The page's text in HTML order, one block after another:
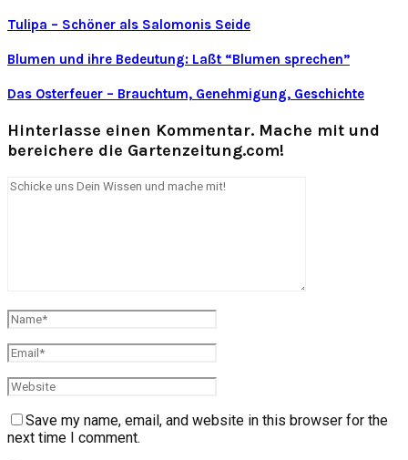
Tulipa – Schöner als Salomonis Seide
Blumen und ihre Bedeutung: Laßt “Blumen sprechen”
Das Osterfeuer – Brauchtum, Genehmigung, Geschichte
Hinterlasse einen Kommentar. Mache mit und
bereichere die Gartenzeitung.com!
Save my name, email, and website in this browser for the
next time I comment.